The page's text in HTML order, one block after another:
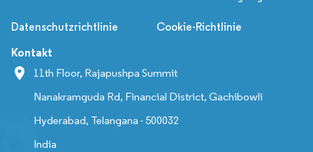
Datenschutzrichtlinie Cookie-Richtlinie
Kontakt
11th Floor, Rajapushpa Summit
Nanakramguda Rd, Financial District, Gachibowli
Hyderabad, Telangana - 500032
India